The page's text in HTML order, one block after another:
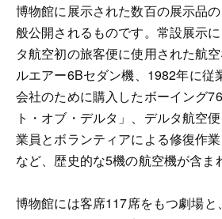
博物館に展示された数百の展示品
般公開されるものです。常設展示
タ航空初の旅客便に使用された航
ルエアー6Bセダン機、1982年に従
会社のために購入したボーイング
ト・オブ・デルタ」、デルタ航空
業員とボランティアによる修復作
など、歴史的な5機の航空機が含ま
博物館には客席117席をもつ劇場と